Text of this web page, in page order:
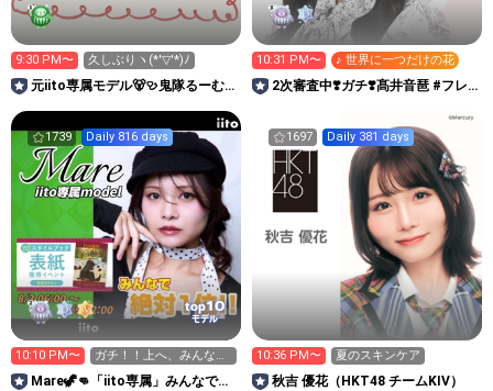
9:30 PM〜 久しぶりヽ(*'▽'*)ﾉ
元iito専属モデル🐻‍🩺鬼隊るーむ
10:31 PM〜 ♪ 世界に一つだけの花
2次審査中❣️ガチ❣️髙井音琶 #フレ
1739 Daily 816 days
top10
モデル
10:10 PM〜
ガチ！！上へ、みんな
で！次2:40
Mare🦖👊「iito専属」みんなで表
1697 Daily 381 days
10:36 PM〜 夏のスキンケア
秋吉 優花（HKT48 チームKIV）